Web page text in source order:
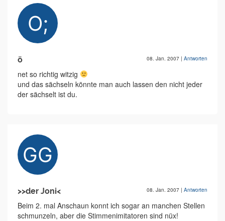
ö 08. Jan. 2007 | Antworten
net so richtig witzig
und das sächseln könnte man auch lassen den nicht jeder
der sächselt ist du.
>>der Joni< 08. Jan. 2007 | Antworten
Beim 2. mal Anschaun konnt ich sogar an manchen Stellen
schmunzeln, aber die Stimmenimitatoren sind nüx!